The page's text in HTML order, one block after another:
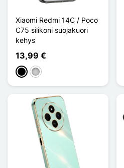
Xiaomi Redmi 14C / Poco
C75 silikoni suojakuori
kehys
13,99 €
MustaTransparent